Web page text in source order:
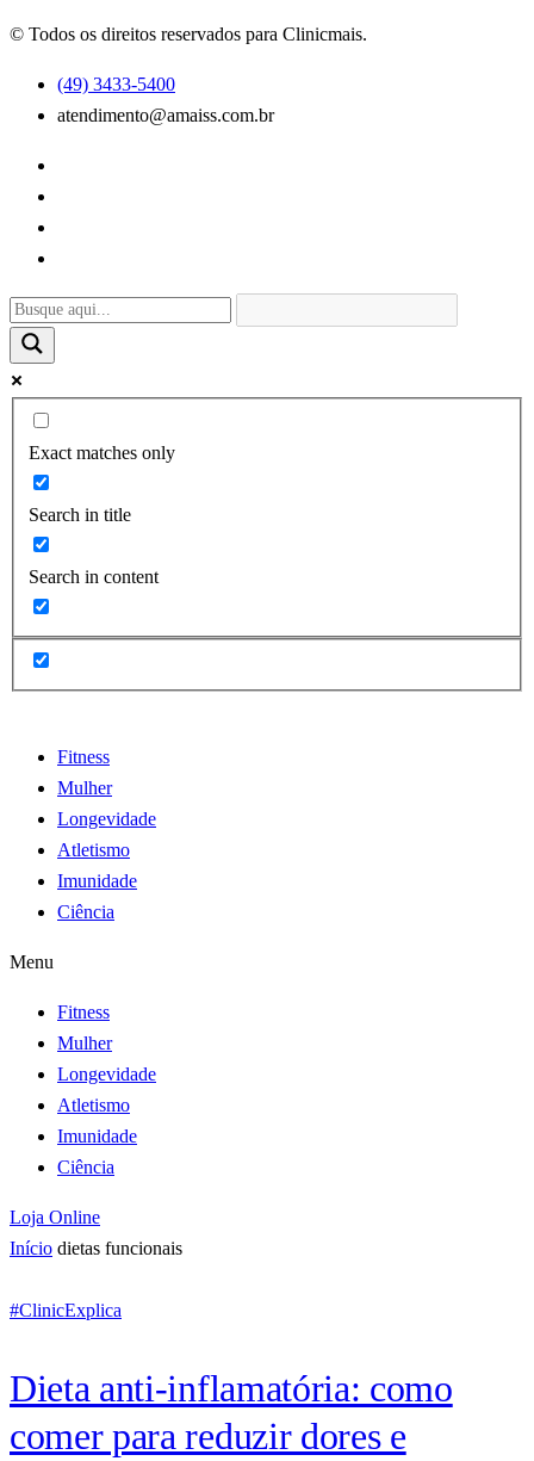
© Todos os direitos reservados para Clinicmais.
(49) 3433-5400
atendimento@amaiss.com.br
Exact matches only
Search in title
Search in content
Fitness
Mulher
Longevidade
Atletismo
Imunidade
Ciência
Menu
Fitness
Mulher
Longevidade
Atletismo
Imunidade
Ciência
Loja Online
Início dietas funcionais
#ClinicExplica
Dieta anti-inflamatória: como
comer para reduzir dores e